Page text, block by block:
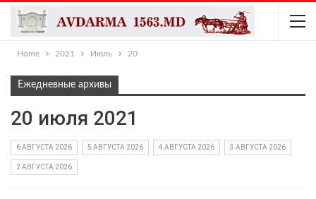
Home 2021 Июль 20
Ежедневные архивы
20 июля 2021
6 АВГУСТА 2026 5 АВГУСТА 2026 4 АВГУСТА 2026 3 АВГУСТА 2026
2 АВГУСТА 2026